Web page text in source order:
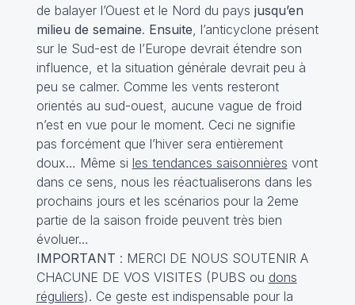
de balayer l’Ouest et le Nord du pays jusqu’en
milieu de semaine. Ensuite , l’anticyclone présent
sur le Sud-est de l’Europe devrait étendre son
influence, et la situation générale devrait peu à
peu se calmer. Comme les vents resteront
orientés au sud-ouest, aucune vague de froid
n’est en vue pour le moment. Ceci ne signifie
pas forcément que l’hiver sera entièrement
doux… Même si les tendances saisonnières vont
dans ce sens, nous les réactualiserons dans les
prochains jours et les scénarios pour la 2eme
partie de la saison froide peuvent très bien
évoluer…
IMPORTANT : MERCI DE NOUS SOUTENIR A
CHACUNE DE VOS VISITES (PUBS ou dons
réguliers). Ce geste est indispensable pour la